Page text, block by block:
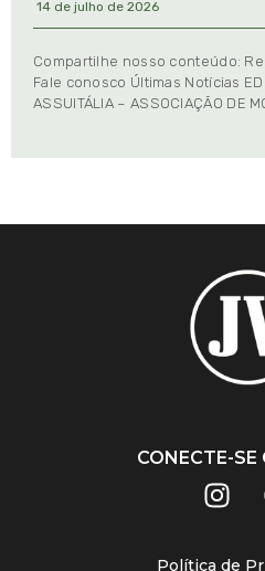
14 de julho de 2026
Compartilhe nosso conteúdo:
Fale conosco Últimas Notícias
ASSUITÁLIA – ASSOCIAÇÃO DE
CONECTE-SE
Política de